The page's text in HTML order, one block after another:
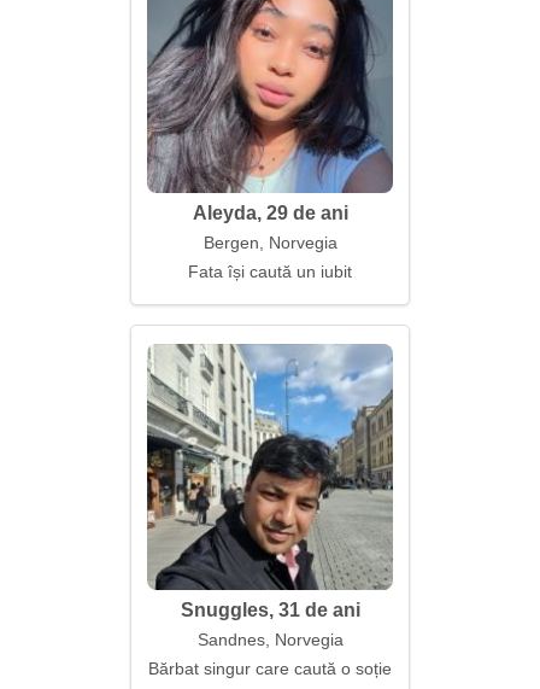
Aleyda, 29 de ani
Bergen, Norvegia
Fata își caută un iubit
Snuggles, 31 de ani
Sandnes, Norvegia
Bărbat singur care caută o soție